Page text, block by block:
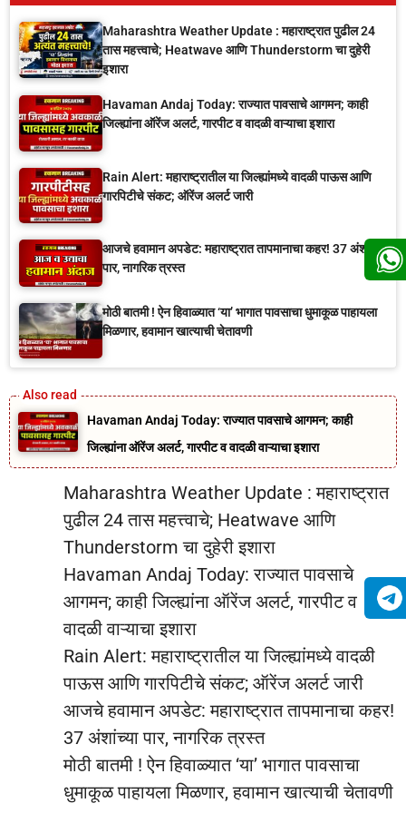
Maharashtra Weather Update : महाराष्ट्रात पुढील 24
तास महत्त्वाचे; Heatwave आणि Thunderstorm चा दुहेरी
इशारा
Havaman Andaj Today: राज्यात पावसाचे आगमन; काही
जिल्ह्यांना ऑरेंज अलर्ट, गारपीट व वादळी वाऱ्याचा इशारा
Rain Alert: महाराष्ट्रातील या जिल्ह्यांमध्ये वादळी पाऊस आणि
गारपिटीचे संकट; ऑरेंज अलर्ट जारी
आजचे हवामान अपडेट: महाराष्ट्रात तापमानाचा कहर! 37 अंशांच्या
पार, नागरिक त्रस्त
मोठी बातमी ! ऐन हिवाळ्यात ‘या’ भागात पावसाचा धुमाकूळ पाहायला
मिळणार, हवामान खात्याची चेतावणी
Havaman Andaj Today: राज्यात पावसाचे आगमन; काही
जिल्ह्यांना ऑरेंज अलर्ट, गारपीट व वादळी वाऱ्याचा इशारा
Maharashtra Weather Update : महाराष्ट्रात
पुढील 24 तास महत्त्वाचे; Heatwave आणि
Thunderstorm चा दुहेरी इशारा
Havaman Andaj Today: राज्यात पावसाचे
आगमन; काही जिल्ह्यांना ऑरेंज अलर्ट, गारपीट व
वादळी वाऱ्याचा इशारा
Rain Alert: महाराष्ट्रातील या जिल्ह्यांमध्ये वादळी
पाऊस आणि गारपिटीचे संकट; ऑरेंज अलर्ट जारी
आजचे हवामान अपडेट: महाराष्ट्रात तापमानाचा कहर!
37 अंशांच्या पार, नागरिक त्रस्त
मोठी बातमी ! ऐन हिवाळ्यात ‘या’ भागात पावसाचा
धुमाकूळ पाहायला मिळणार, हवामान खात्याची चेतावणी